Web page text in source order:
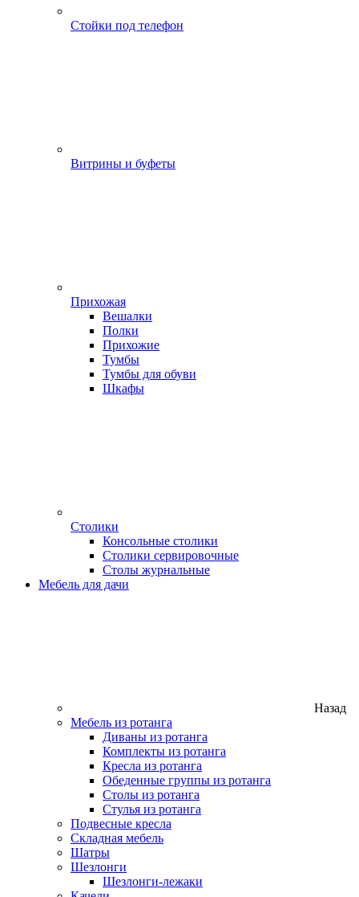
Стойки под телефон
Витрины и буфеты
Прихожая
Вешалки
Полки
Прихожие
Тумбы
Тумбы для обуви
Шкафы
Столики
Консольные столики
Столики сервировочные
Столы журнальные
Мебель для дачи
Назад
Мебель из ротанга
Диваны из ротанга
Комплекты из ротанга
Кресла из ротанга
Обеденные группы из ротанга
Столы из ротанга
Стулья из ротанга
Подвесные кресла
Складная мебель
Шатры
Шезлонги
Шезлонги-лежаки